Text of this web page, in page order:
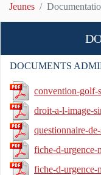
Jeunes
DOCUMENTS
convention-golf-
droit-a-l-image-
questionnaire-
fiche-d-
fiche-d-urgence-